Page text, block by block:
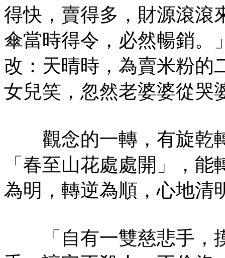
得快，賣得多，財源滾滾
傘當時得令，必然暢銷。
改：天晴時，為賣米粉的
女兒笑，忽然老婆婆從哭
觀念的一轉，有旋乾
「春至山花處處開」，
為明，轉逆為順，心地清
「自有一雙慈悲手，